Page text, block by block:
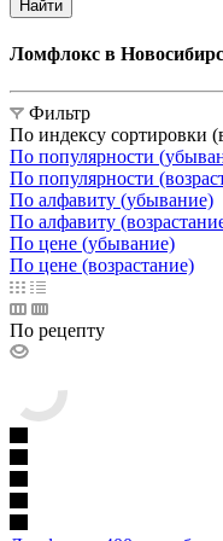
Найти
Ломфлокс в
Фильтр
По индексу сортировки
По популярности
По популярности
По алфавиту (убывание)
По алфавиту
По цене (убывание)
По цене (возрастание)
По рецепту